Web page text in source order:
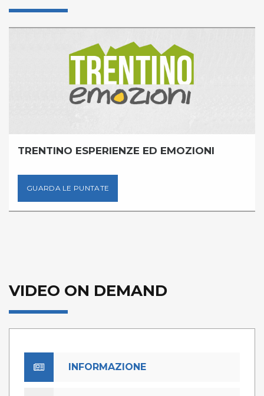
TRENTINO ESPERIENZE ED EMOZIONI
GUARDA LE PUNTATE
VIDEO ON DEMAND
INFORMAZIONE